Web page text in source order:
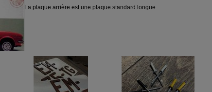
La plaque arrière est une plaque standard longue.